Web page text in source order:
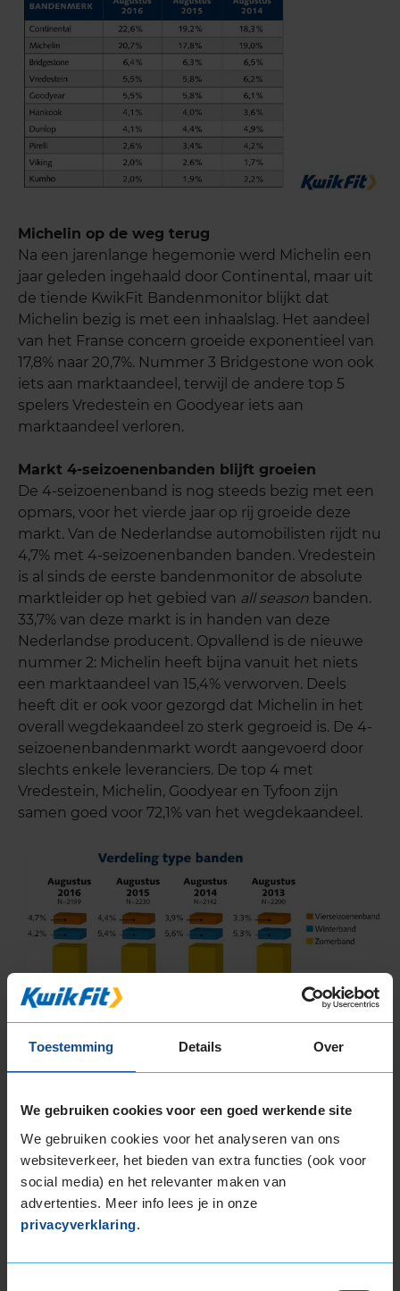
Toestemming Details Over
We gebruiken cookies voor een goed werkende site
We gebruiken cookies voor het analyseren van ons
websiteverkeer, het bieden van extra functies (ook voor
social media) en het relevanter maken van
advertenties. Meer info lees je in onze
privacyverklaring.
Michelin op de weg terug
Na een jarenlange hegemonie werd Michelin een
jaar geleden ingehaald door Continental, maar uit
de tiende KwikFit Bandenmonitor blijkt dat
Michelin bezig is met een inhaalslag. Het aandeel
van het Franse concern groeide exponentieel van
17,8% naar 20,7%. Nummer 3 Bridgestone won ook
iets aan marktaandeel, terwijl de andere top 5
spelers Vredestein en Goodyear iets aan
marktaandeel verloren.
Markt 4-seizoenenbanden blijft groeien
De 4-seizoenenband is nog steeds bezig met een
opmars, voor het vierde jaar op rij groeide deze
markt. Van de Nederlandse automobilisten rijdt nu
4,7% met 4-seizoenenbanden banden. Vredestein
is al sinds de eerste bandenmonitor de absolute
marktleider op het gebied van all season banden.
33,7% van deze markt is in handen van deze
Nederlandse producent. Opvallend is de nieuwe
nummer 2: Michelin heeft bijna vanuit het niets
een marktaandeel van 15,4% verworven. Deels
heeft dit er ook voor gezorgd dat Michelin in het
overall wegdekaandeel zo sterk gegroeid is. De 4-
seizoenenbandenmarkt wordt aangevoerd door
slechts enkele leveranciers. De top 4 met
Vredestein, Michelin, Goodyear en Tyfoon zijn
samen goed voor 72,1% van het wegdekaandeel.
“KwikFit verwacht dat de populariteit van de 4-
seizoenenband nog flink zal toenemen.
Belangrijke oorzaak hiervan is het uitblijven van
strenge winters,” aldus Arjan van der Meer,
marketing directeur van KwikFit. “We zien ook dat